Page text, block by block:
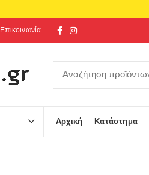
Επικοινωνία
Αρχική Κατάστημα